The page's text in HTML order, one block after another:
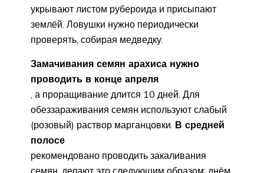
укрывают листом рубероида и присыпают
землёй. Ловушки нужно периодически
проверять, собирая медведку.
Замачивания семян арахиса нужно
проводить в конце апреля
, а проращивание длится 10 дней. Для
обеззараживания семян используют слабый
(розовый) раствор марганцовки. В средней
полосе
рекомендовано проводить закаливания
семян, делают это следующим образом: днём,